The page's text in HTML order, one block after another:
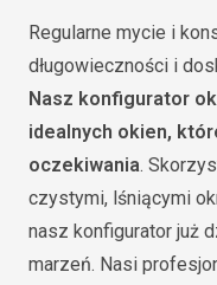
Regularne mycie i
długowieczności i
Nasz konfigurator
idealnych okien,
oczekiwania.
czystymi, lśniącymi
nasz konfigurator już
marzeń. Nasi